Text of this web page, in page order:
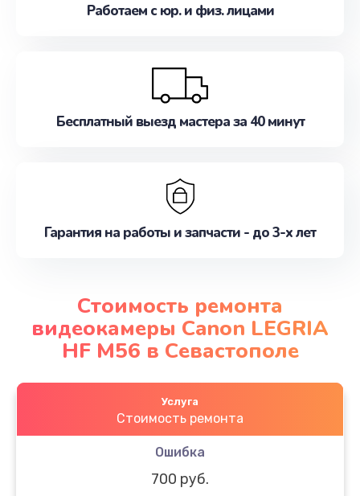
Работаем с юр. и физ. лицами
Бесплатный выезд мастера за 40 минут
Гарантия на работы и запчасти - до 3-х лет
Стоимость ремонта
видеокамеры Canon LEGRIA
HF M56 в Севастополе
Услуга
Стоимость ремонта
Ошибка
700 руб.